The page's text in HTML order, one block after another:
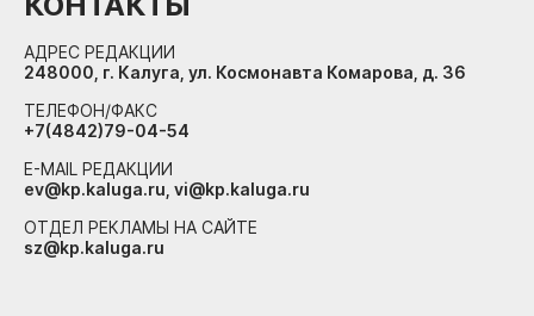
АДРЕС РЕДАКЦИИ
248000, г. Калуга, ул. Космонавта Комарова, д. 36
ТЕЛЕФОН/ФАКС
+7(4842)79-04-54
E-MAIL РЕДАКЦИИ
ev@kp.kaluga.ru, vi@kp.kaluga.ru
ОТДЕЛ РЕКЛАМЫ НА САЙТЕ
sz@kp.kaluga.ru